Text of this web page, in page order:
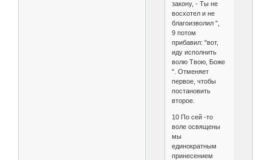
закону, - Ты не
восхотел и не
благоизволил ",
9 потом
прибавил: "вот,
иду исполнить
волю Твою, Боже
". Отменяет
первое, чтобы
постановить
второе.
10 По сей -то
воле освящены
мы
единократным
принесением